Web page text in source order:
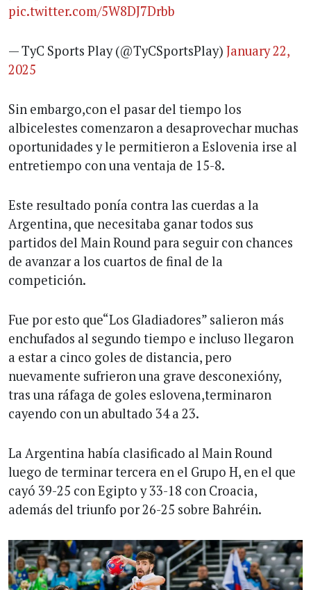
pic.twitter.com/5W8DJ7Drbb
— TyC Sports Play (@TyCSportsPlay) January 22,
2025
Sin embargo,con el pasar del tiempo los
albicelestes comenzaron a desaprovechar muchas
oportunidades y le permitieron a Eslovenia irse al
entretiempo con una ventaja de 15-8.
Este resultado ponía contra las cuerdas a la
Argentina, que necesitaba ganar todos sus
partidos del Main Round para seguir con chances
de avanzar a los cuartos de final de la
competición.
Fue por esto que“Los Gladiadores” salieron más
enchufados al segundo tiempo e incluso llegaron
a estar a cinco goles de distancia, pero
nuevamente sufrieron una grave desconexióny,
tras una ráfaga de goles eslovena,terminaron
cayendo con un abultado 34 a 23.
La Argentina había clasificado al Main Round
luego de terminar tercera en el Grupo H, en el que
cayó 39-25 con Egipto y 33-18 con Croacia,
además del triunfo por 26-25 sobre Bahréin.